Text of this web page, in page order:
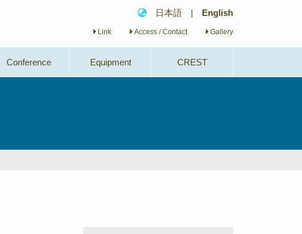
日本語 | English
Link Access / Contact Gallery
Conference Equipment CREST